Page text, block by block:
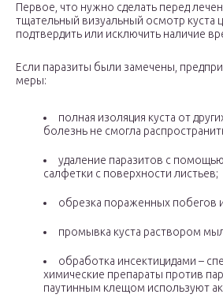
Первое, что нужно сделать перед
тщательный визуальный осмотр куста
подтвердить или исключить наличие
Если паразиты были замечены,
меры:
полная изоляция куста от
болезнь не смогла
удаление паразитов с
салфетки с поверхности листьев;
обрезка пораженных побегов
промывка куста раствором
обработка инсектицидами –
химические препараты против
паутинным клещом используют